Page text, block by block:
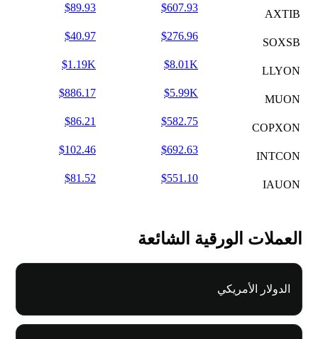
AXTIB
$607.93
$89.93
SOXSB
$276.96
$40.97
LLYON
$8.01K
$1.19K
MUON
$5.99K
$886.17
COPXON
$582.75
$86.21
INTCON
$692.63
$102.46
IAUON
$551.10
$81.52
العملات الورقية الشائعة
الدولار الأمريكي